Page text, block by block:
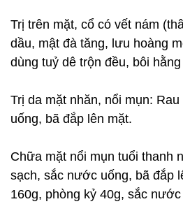
Trị trên mặt, cổ có vết nám
dầu, mật đà tăng, lưu hoàng
dùng tuỷ dê trộn đều, bôi
Trị da mặt nhăn, nổi mụn:
uống, bã đắp lên mặt.
Chữa mặt nổi mụn tuổi thanh
sạch, sắc nước uống, bã đắp
160g, phòng kỷ 40g, sắc